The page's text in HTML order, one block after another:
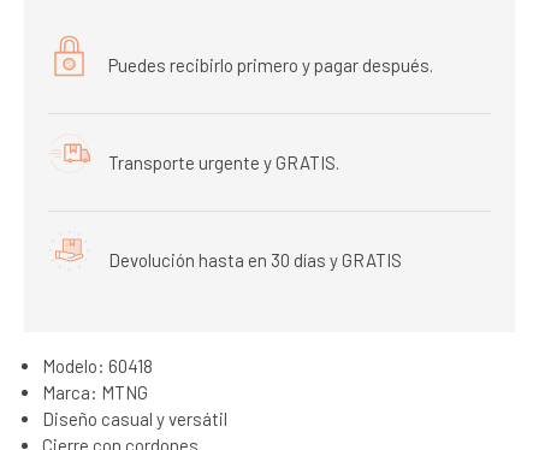
Puedes recibirlo primero y pagar después.
Transporte urgente y GRATIS.
Devolución hasta en 30 días y GRATIS
Modelo: 60418
Marca: MTNG
Diseño casual y versátil
Cierre con cordones